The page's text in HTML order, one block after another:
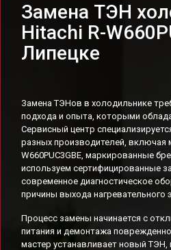
Замена ТЭН
Hitachi R-
Липецке
Замена ТЭНов в холодильнике
подхода и опыта, которыми
Сервисный центр
разных производителей, включая
W660PUC3GBE, маркированные
используем сертифицированные
современное диагностическое
причины выхода нагревательного
Процесс замены начинается с
питания и демонтажа
мастер устанавливает новый ТЭН,